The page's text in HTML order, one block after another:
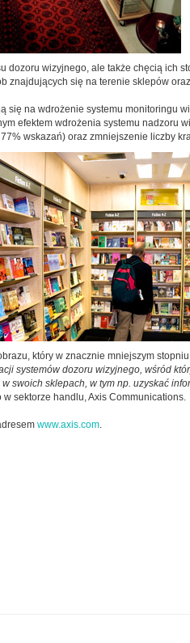
wizyjnego, ale także chęcią ich
się na terenie sklepów
na wdrożenie systemu monitoringu
efektem wdrożenia systemu
wskazań) oraz zmniejszenie liczby
który w znacznie mniejszym
systemów dozoru wizyjnego, wśród
swoich sklepach, w tym np. uzyskać
sektorze handlu, Axis Communications.
www.axis.com.